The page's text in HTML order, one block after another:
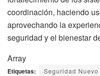
coordinación, haciendo
aprovechando la
seguridad y el bienestar
Array
Etiquetas: Seguridad Nuevo